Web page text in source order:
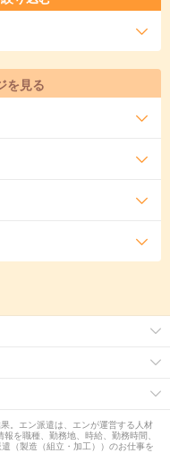
を見る
。エン派遣は、エンが運営する人材
を職種、勤務地、時給、勤務時間、
（製造（組立・加工））のお仕事を